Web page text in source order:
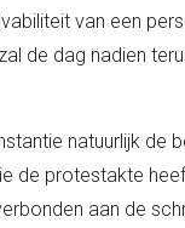
van een
de dag nadien
natuurlijk de
de protestakte
aan de